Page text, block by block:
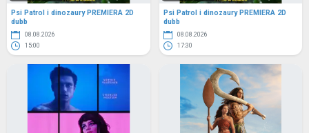
Psi Patrol i dinozaury PREMIERA 2D
dubb
08.08.2026
15:00
Psi Patrol i dinozaury PREMIERA 2D
dubb
08.08.2026
17:30